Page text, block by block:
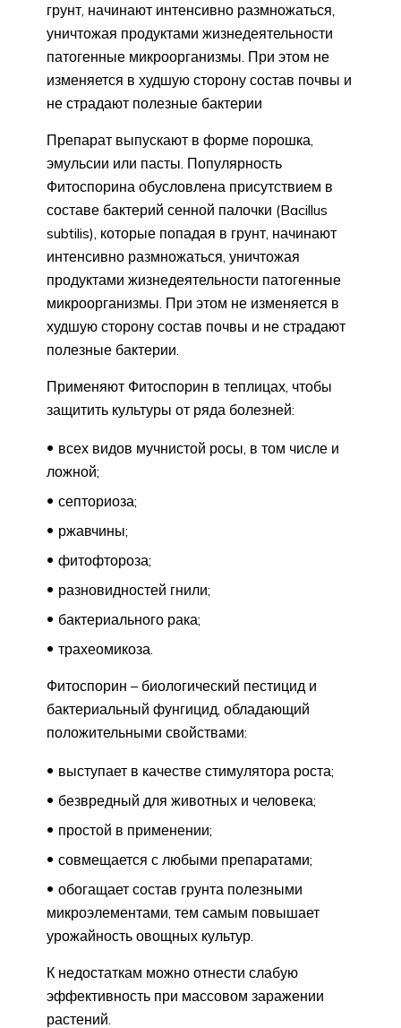
грунт, начинают интенсивно размножаться,
уничтожая продуктами жизнедеятельности
патогенные микроорганизмы. При этом не
изменяется в худшую сторону состав почвы и
не страдают полезные бактерии
Препарат выпускают в форме порошка,
эмульсии или пасты. Популярность
Фитоспорина обусловлена присутствием в
составе бактерий сенной палочки (Bacillus
subtilis), которые попадая в грунт, начинают
интенсивно размножаться, уничтожая
продуктами жизнедеятельности патогенные
микроорганизмы. При этом не изменяется в
худшую сторону состав почвы и не страдают
полезные бактерии.
Применяют Фитоспорин в теплицах, чтобы
защитить культуры от ряда болезней:
всех видов мучнистой росы, в том числе и
ложной;
септориоза;
ржавчины;
фитофтороза;
разновидностей гнили;
бактериального рака;
трахеомикоза.
Фитоспорин – биологический пестицид и
бактериальный фунгицид, обладающий
положительными свойствами:
выступает в качестве стимулятора роста;
безвредный для животных и человека;
простой в применении;
совмещается с любыми препаратами;
обогащает состав грунта полезными
микроэлементами, тем самым повышает
урожайность овощных культур.
К недостаткам можно отнести слабую
эффективность при массовом заражении
растений.